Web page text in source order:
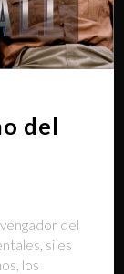
del
del
si es
los